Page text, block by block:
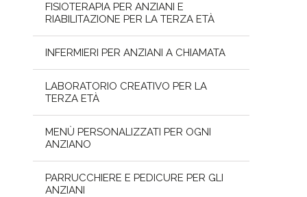
FISIOTERAPIA PER ANZIANI E
RIABILITAZIONE PER LA TERZA ETÀ
INFERMIERI PER ANZIANI A CHIAMATA
LABORATORIO CREATIVO PER LA
TERZA ETÀ
MENÙ PERSONALIZZATI PER OGNI
ANZIANO
PARRUCCHIERE E PEDICURE PER GLI
ANZIANI